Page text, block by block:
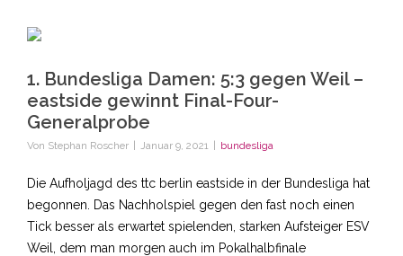
1. Bundesliga Damen: 5:3 gegen Weil –
eastside gewinnt Final-Four-
Generalprobe
Von Stephan Roscher Januar 9, 2021 bundesliga
Die Aufholjagd des ttc berlin eastside in der Bundesliga hat
begonnen. Das Nachholspiel gegen den fast noch einen
Tick besser als erwartet spielenden, starken Aufsteiger ESV
Weil, dem man morgen auch im Pokalhalbfinale